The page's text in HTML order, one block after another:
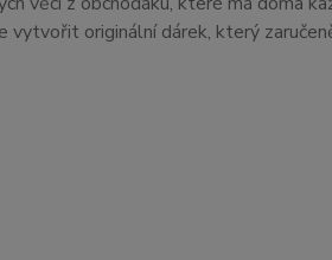
vytvořit originální dárek, který